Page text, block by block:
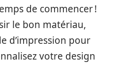
de commencer !
le bon matériau,
d’impression pour
votre design